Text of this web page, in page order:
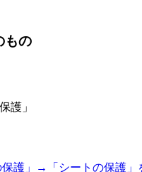
もの
護」